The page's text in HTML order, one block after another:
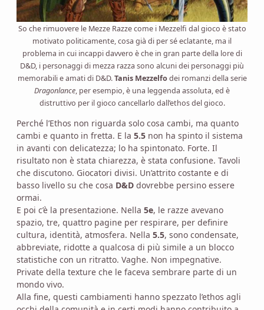
So che rimuovere le Mezze Razze come i Mezzelfi dal gioco è stato
motivato politicamente, cosa già di per sé eclatante, ma il
problema in cui incappi davvero è che in gran parte della lore di
D&D, i personaggi di mezza razza sono alcuni dei personaggi più
memorabili e amati di D&D.Tanis Mezzelfodei romanzi della serie
Dragonlance, per esempio, è una leggenda assoluta, ed è
distruttivo per il gioco cancellarlo dall’ethos del gioco.
Perché l’Ethos non riguarda solo cosa cambi, ma quanto
cambi e quanto in fretta. E la 5.5 non ha spinto il sistema
in avanti con delicatezza; lo ha spintonato. Forte. Il
risultato non è stata chiarezza, è stata confusione. Tavoli
che discutono. Giocatori divisi. Un’attrito costante e di
basso livello su che cosa D&D dovrebbe persino essere
ormai.
E poi c’è la presentazione. Nella 5e, le razze avevano
spazio, tre, quattro pagine per respirare, per definire
cultura, identità, atmosfera. Nella 5.5, sono condensate,
abbreviate, ridotte a qualcosa di più simile a un blocco
statistiche con un ritratto. Vaghe. Non impegnative.
Private della texture che le faceva sembrare parte di un
mondo vivo.
Alla fine, questi cambiamenti hanno spezzato l’ethos agli